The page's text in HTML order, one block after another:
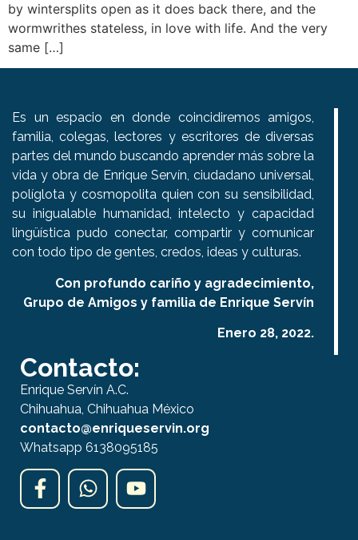
by wintersplits open as it does back there, and the
wormwrithes stateless, in love with life. And the very
same […]
Es un espacio en donde coincidiremos amigos,
familia, colegas, lectores y escritores de diversas
partes del mundo buscando aprender más sobre la
vida y obra de Enrique Servín, ciudadano universal,
políglota y cosmopolita quien con su sensibilidad,
su inigualable humanidad, intelecto y capacidad
lingüística pudo conectar, compartir y comunicar
con todo tipo de gentes, credos, ideas y culturas.
Con profundo cariño y agradecimiento,
Grupo de Amigos y familia de Enrique Servín
Enero 28, 2022.
Contacto:
Enrique Servín A.C.
Chihuahua, Chihuahua México
contacto@enriqueservin.org
Whatsapp 6138095185